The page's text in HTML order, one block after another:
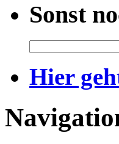
Sonst
Hier